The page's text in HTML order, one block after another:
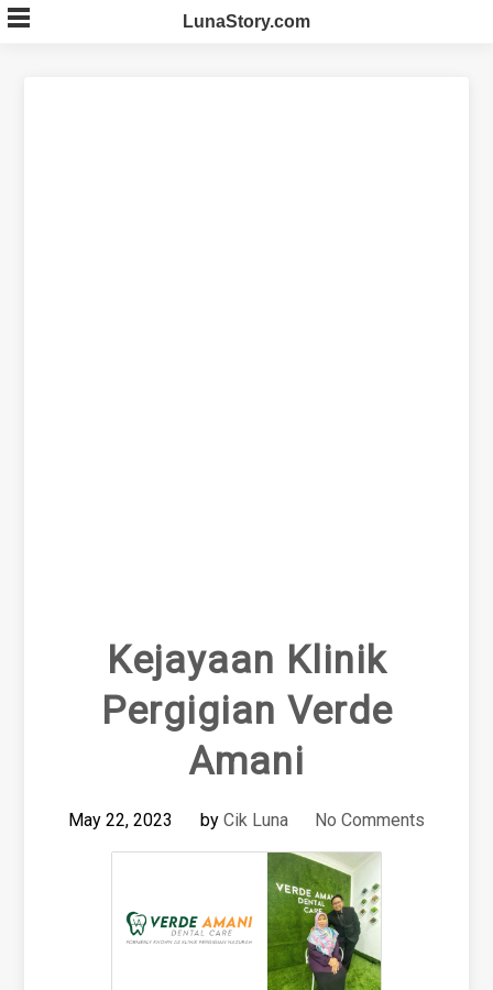
Skip
to
LunaStory.com
Kejayaan Klinik
Pergigian Verde
Amani
May 22, 2023 by Cik Luna No Comments